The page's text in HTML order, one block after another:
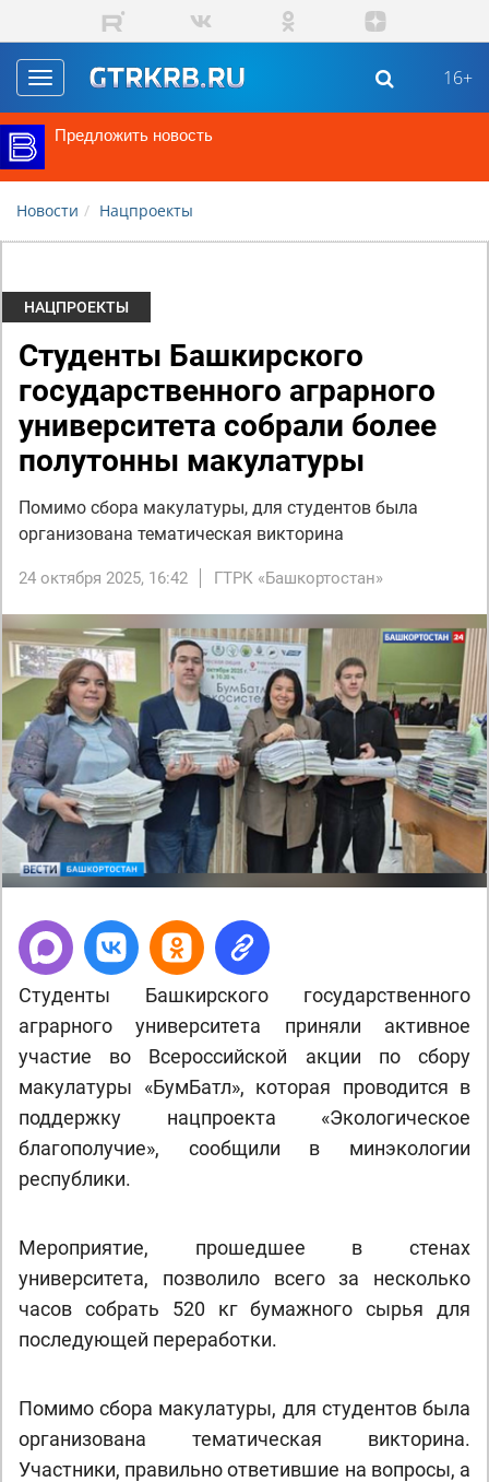
Перейти к основному содержанию
Toggle
navigation
16+
Предложить новость
Новости Нацпроекты
НАЦПРОЕКТЫ
Студенты Башкирского
государственного аграрного
университета собрали более
полутонны макулатуры
Помимо сбора макулатуры, для студентов была
организована тематическая викторина
24 октября 2025, 16:42 ГТРК «Башкортостан»
Студенты Башкирского государственного
аграрного университета приняли активное
участие во Всероссийской акции по сбору
макулатуры «БумБатл», которая проводится в
поддержку нацпроекта «Экологическое
благополучие», сообщили в минэкологии
республики.
Мероприятие, прошедшее в стенах
университета, позволило всего за несколько
часов собрать 520 кг бумажного сырья для
последующей переработки.
Помимо сбора макулатуры, для студентов была
организована тематическая викторина.
Участники, правильно ответившие на вопросы, а